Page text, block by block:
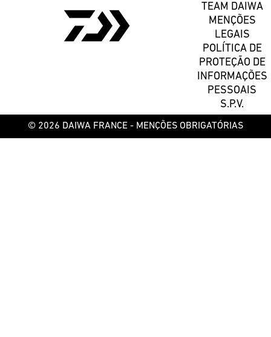
TEAM DAIWA
MENÇÕES
LEGAIS
POLÍTICA DE
PROTEÇÃO DE
INFORMAÇÕES
PESSOAIS
S.P.V.
© 2026 DAIWA FRANCE - MENÇÕES OBRIGATÓRIAS